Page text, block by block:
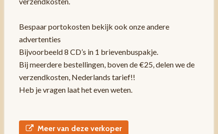
Bespaar portokosten bekijk ook onze andere
advertenties
Bijvoorbeeld 8 CD’s in 1 brievenbuspakje.
Bij meerdere bestellingen, boven de €25, delen we de
verzendkosten, Nederlands tarief!!
Heb je vragen laat het even weten.
Meer van deze verkoper